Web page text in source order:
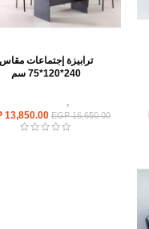
ترابيزة إجتماعات مقاس
240*120*75 سم
ترابيزات,
EGP16,650.00
13,850.00